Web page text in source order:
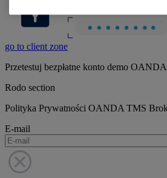
go to client zone
Przetestuj bezpłatne konto demo
Rodo section
Polityka Prywatności OANDA TMS
E-mail